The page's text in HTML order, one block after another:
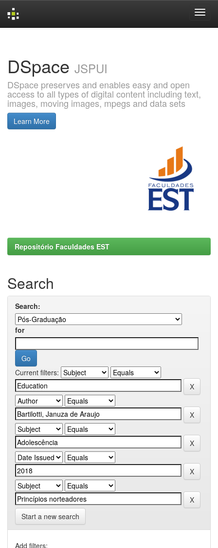
DSpace JSPUI
DSpace preserves and enables easy and open
access to all types of digital content including text,
images, moving images, mpegs and data sets
Learn More
Repositório Faculdades EST
Search
Search:
for
Current filters:
Start a new search
Add filters: